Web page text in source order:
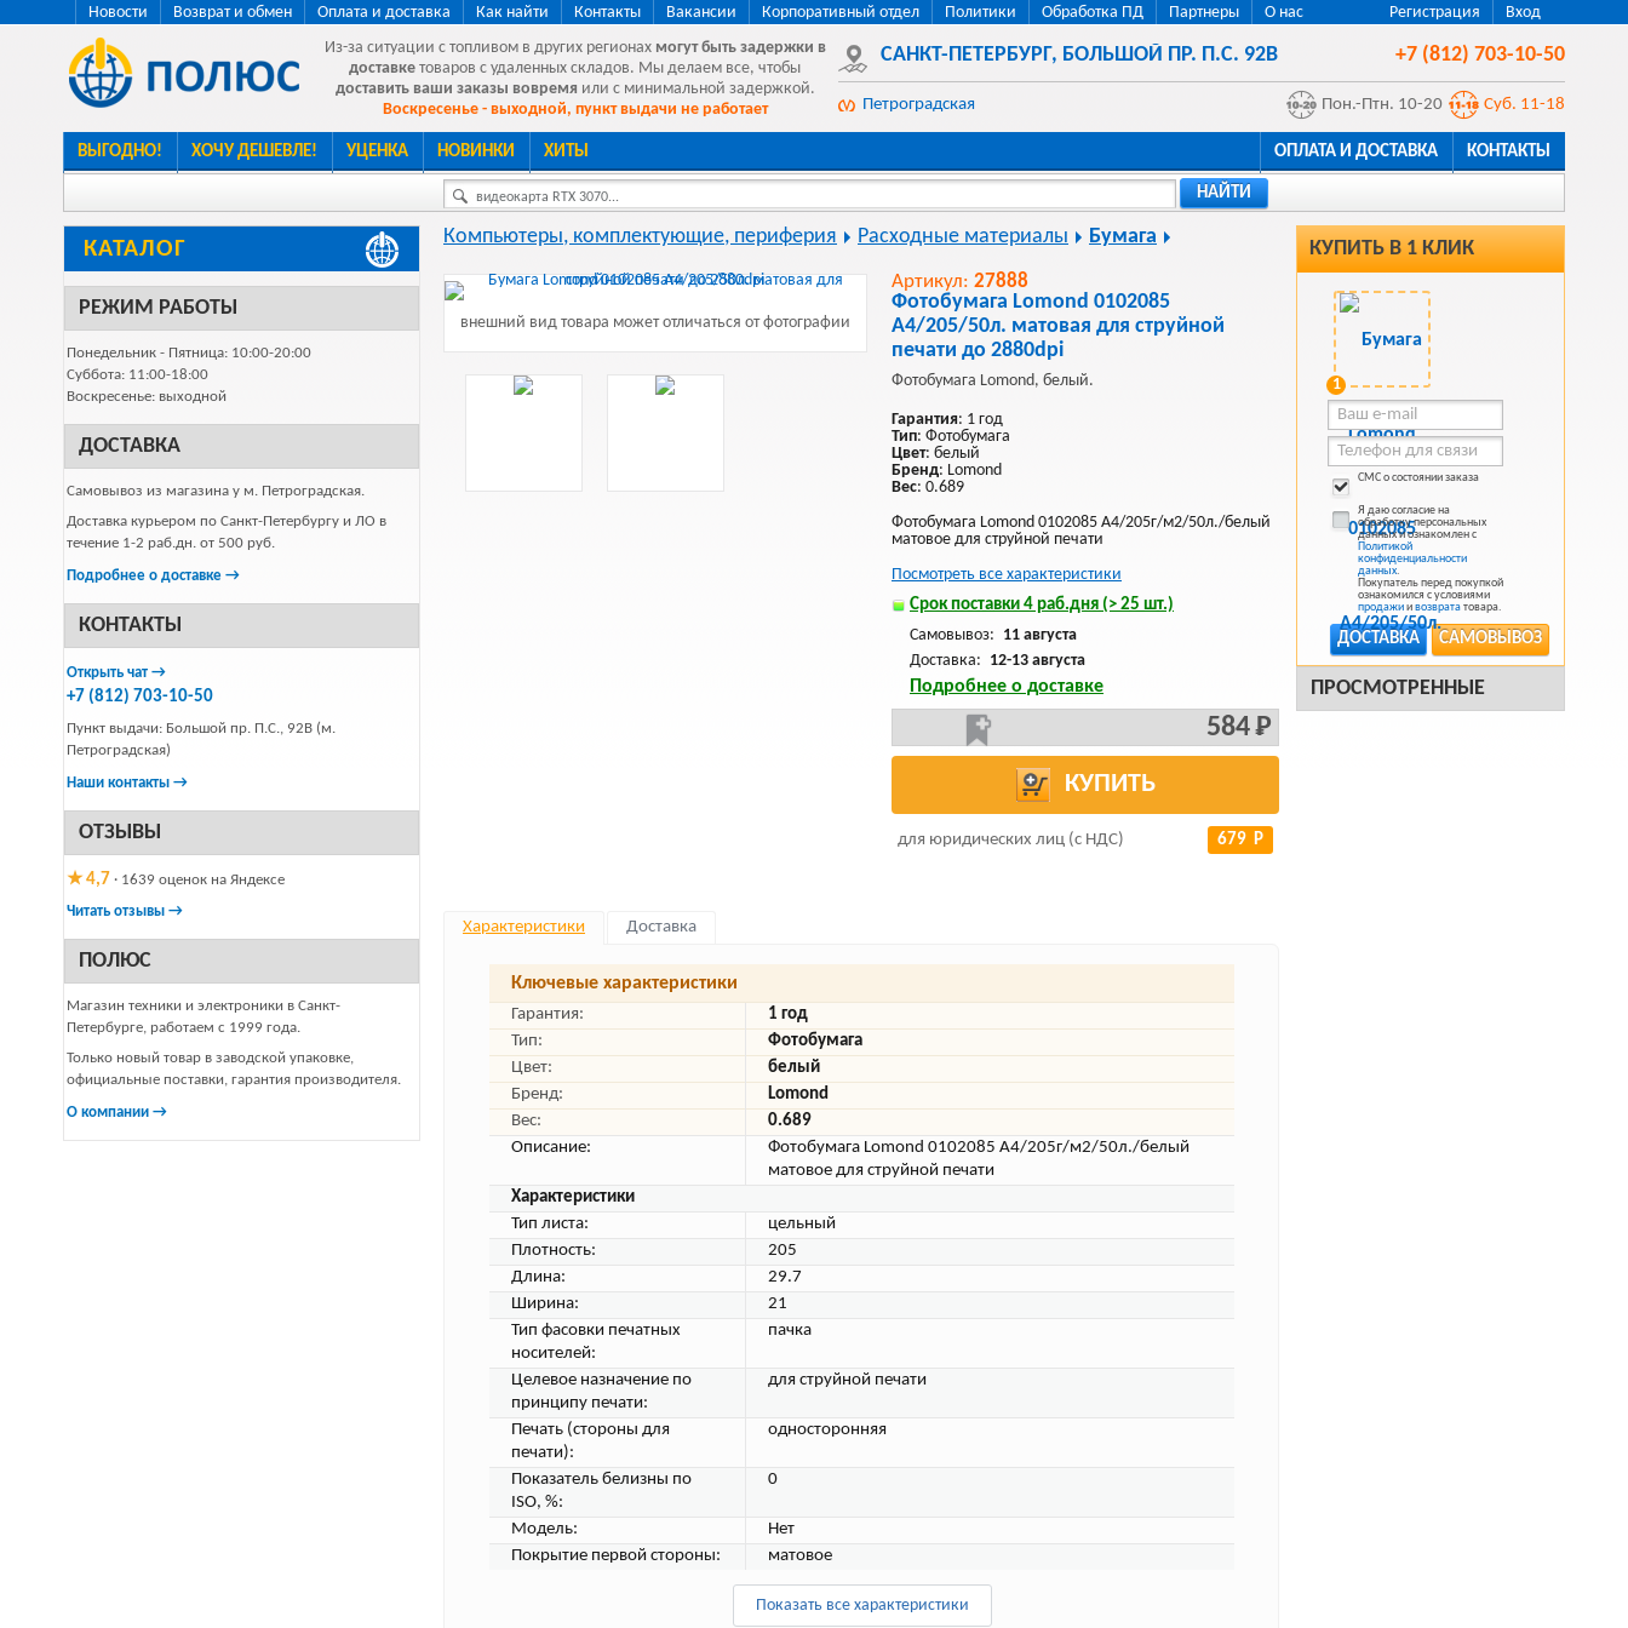
Регистрация Вход
Новости Возврат и обмен Оплата и доставка Как найти Контакты Вакансии Корпоративный отдел Политики Обработка ПД Партнеры
О нас
Из-за ситуации с топливом в других регионах могут быть задержки в
доставке товаров с удаленных складов. Мы делаем все, чтобы
доставить ваши заказы вовремя или с минимальной задержкой.
Воскресенье - выходной, пункт выдачи не работает
САНКТ-ПЕТЕРБУРГ, БОЛЬШОЙ ПР. П.С. 92В +7 (812) 703-10-50
Петроградская Пон.-Птн. 10-20 Суб. 11-18
ВЫГОДНО! ХОЧУ ДЕШЕВЛЕ! УЦЕНКА НОВИНКИ ХИТЫ ОПЛАТА И ДОСТАВКА КОНТАКТЫ
видеокарта RTX 3070... НАЙТИ
КАТАЛОГ
РЕЖИМ РАБОТЫ
Понедельник - Пятница: 10:00-20:00
Суббота: 11:00-18:00
Воскресенье: выходной
ДОСТАВКА
Самовывоз из магазина у м. Петроградская.
Доставка курьером по Санкт-Петербургу и ЛО в
течение 1-2 раб.дн. от 500 руб.
Подробнее о доставке →
КОНТАКТЫ
Открыть чат →
+7 (812) 703-10-50
Пункт выдачи: Большой пр. П.С., 92В (м.
Петроградская)
Наши контакты →
ОТЗЫВЫ
★ 4,7 · 1639 оценок на Яндексе
Читать отзывы →
ПОЛЮС
Магазин техники и электроники в Санкт-
Петербурге, работаем с 1999 года.
Только новый товар в заводской упаковке,
официальные поставки, гарантия производителя.
О компании →
КУПИТЬ В 1 КЛИК
1
СМС о состоянии заказа
Я даю согласие на
обработку персональных
данных и ознакомлен с
Политикой
конфиденциальности
данных.
Покупатель перед покупкой
ознакомился с условиями
продажиивозврататовара.
САМОВЫВОЗ
ДОСТАВКА
ПРОСМОТРЕННЫЕ
Компьютеры, комплектующие, периферия Расходные материалы Бумага
внешний вид товара может отличаться от фотографии
Артикул: 27888
Фотобумага Lomond 0102085
A4/205/50л. матовая для струйной
печати до 2880dpi
Фотобумага Lomond, белый.
Гарантия: 1 год
Тип: Фотобумага
Цвет: белый
Бренд: Lomond
Вес: 0.689
Фотобумага Lomond 0102085 A4/205г/м2/50л./белый
матовое для струйной печати
Посмотреть все характеристики
Срок поставки 4 раб.дня (> 25 шт.)
Самовывоз: 11 августа
Доставка: 12-13 августа
Подробнее о доставке
584 Р
КУПИТЬ
для юридических лиц (с НДС) 679 Р
Характеристики Доставка
Ключевые характеристики
Гарантия:
1 год
Тип:
Фотобумага
Цвет:
белый
Бренд:
Lomond
Вес:
0.689
Описание:
Фотобумага Lomond 0102085 A4/205г/м2/50л./белый
матовое для струйной печати
Характеристики
Тип листа:
цельный
Плотность:
205
Длина:
29.7
Ширина:
21
Тип фасовки печатных
носителей:
пачка
Целевое назначение по
принципу печати:
для струйной печати
Печать (стороны для
печати):
односторонняя
Показатель белизны по
ISO, %:
0
Модель:
Нет
Покрытие первой стороны:
матовое
Показать все характеристики